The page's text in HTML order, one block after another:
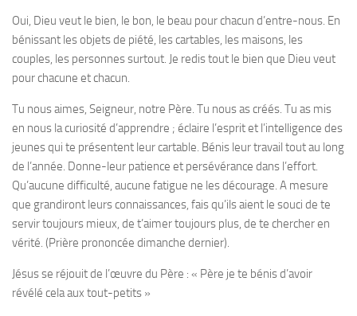
Oui, Dieu veut le bien, le bon, le beau pour chacun d’entre-nous. En
bénissant les objets de piété, les cartables, les maisons, les
couples, les personnes surtout. Je redis tout le bien que Dieu veut
pour chacune et chacun.
Tu nous aimes, Seigneur, notre Père. Tu nous as créés. Tu as mis
en nous la curiosité d’apprendre ; éclaire l’esprit et l’intelligence des
jeunes qui te présentent leur cartable. Bénis leur travail tout au long
de l’année. Donne-leur patience et persévérance dans l’effort.
Qu’aucune difficulté, aucune fatigue ne les décourage. A mesure
que grandiront leurs connaissances, fais qu’ils aient le souci de te
servir toujours mieux, de t’aimer toujours plus, de te chercher en
vérité. (Prière prononcée dimanche dernier).
Jésus se réjouit de l’œuvre du Père : « Père je te bénis d’avoir
révélé cela aux tout-petits »